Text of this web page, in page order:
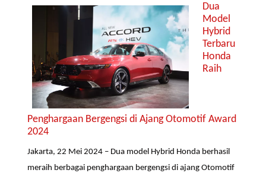
Dua
Model
Hybrid
Terbaru
Honda
Raih
Penghargaan Bergengsi di Ajang Otomotif Award
2024
Jakarta, 22 Mei 2024 – Dua model Hybrid Honda berhasil
meraih berbagai penghargaan bergengsi di ajang Otomotif